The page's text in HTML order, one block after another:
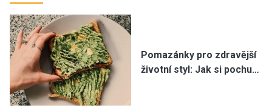
Pomazánky pro zdravější
životní styl: Jak si pochu…